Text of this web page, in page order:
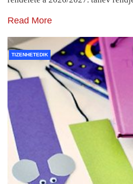
Read More
TIZENHETEDIK